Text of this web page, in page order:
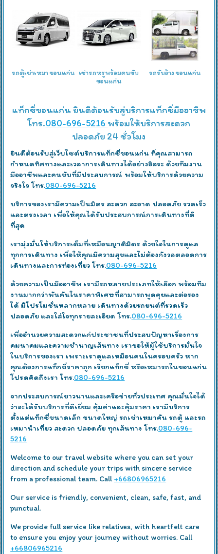
รถตู้เช่าเหมา ขอนแก่น เช่ารถหรูพร้อมคนขับ
ขอนแก่น
รถรับจ้าง ขอนแก่น
แท็กซี่ขอนแก่น ยินดีต้อนรับสู่บริการแท็กซี่มืออาชีพ
โทร.080-696-5216 พร้อมให้บริการสะดวก
ปลอดภัย 24 ชั่วโมง
ยินดีต้อนรับสู่เว็บไซต์บริการแท็กซี่ขอนแก่น ที่คุณสามารถ
กำหนดทิศทางและเวลาการเดินทางได้อย่างอิสระ ด้วยทีมงาน
มืออาชีพและคนขับที่มีประสบการณ์ พร้อมให้บริการด้วยความ
จริงใจ โทร.080-696-5216
บริการของเรามีความเป็นมิตร สะดวก สะอาด ปลอดภัย รวดเร็ว
และตรงเวลา เพื่อให้คุณได้รับประสบการณ์การเดินทางที่ดี
ที่สุด
เรามุ่งมั่นให้บริการเต็มที่เหมือนญาติมิตร ด้วยใจในการดูแล
ทุกการเดินทาง เพื่อให้คุณมีความสุขและไม่ต้องกังวลตลอดการ
เดินทางและการท่องเที่ยว โทร.080-696-5216
ด้วยความเป็นมืออาชีพ เรามีรถหลายประเภทให้เลือก พร้อมทีม
งานมากกว่าพันคันในราคาพิเศษที่สามารถพูดคุยและต่อรอง
ได้ มีโปรโมชั่นหลากหลาย เดินทางด้วยรถยนต์ที่รวดเร็ว
ปลอดภัย และใส่ใจทุกรายละเอียด โทร.080-696-5216
เพื่ออำนวยความสะดวกแก่ประชาชนที่ประสบปัญหาเรื่องการ
คมนาคมและความชำนาญเส้นทาง เราขอให้ผู้ใช้บริการมั่นใจ
ในบริการของเรา เพราะเราดูแลเหมือนคนในครอบครัว หาก
คุณต้องการแท็กซี่ราคาถูก เรียกแท็กซี่ หรือเหมารถในขอนแก่น
โปรดคิดถึงเรา โทร.080-696-5216
จากประสบการณ์ยาวนานและเครือข่ายทั่วประเทศ คุณมั่นใจได้
ว่าจะได้รับบริการที่ดีเยี่ยม คุ้มค่าและคุ้มราคา เรามีบริการ
ตั้งแต่แท็กซี่ขนาดเล็ก ขนาดใหญ่ รถเช่าเหมาคัน รถตู้ และรถ
เหมานำเที่ยว สะดวก ปลอดภัย ทุกเส้นทาง โทร.080-696-
5216
Welcome to our travel website where you can set your
direction and schedule your trips with sincere service
from a professional team. Call +66806965216
Our service is friendly, convenient, clean, safe, fast, and
punctual.
We provide full service like relatives, with heartfelt care
to ensure you enjoy your journey without worries. Call
+66806965216